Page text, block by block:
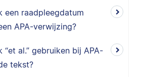
een raadpleegdatum
APA-verwijzing?
“et al.” gebruiken bij APA-
tekst?